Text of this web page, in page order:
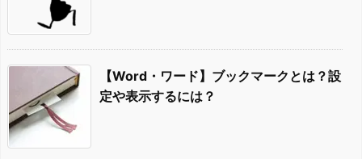
【Word・ワード】ブックマークとは？設
定や表示するには？